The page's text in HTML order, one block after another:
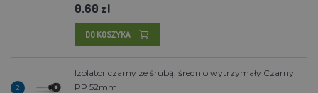
0.60 zl
DO KOSZYKA
2
Izolator czarny ze śrubą, średnio wytrzymały Czarny
PP 52mm